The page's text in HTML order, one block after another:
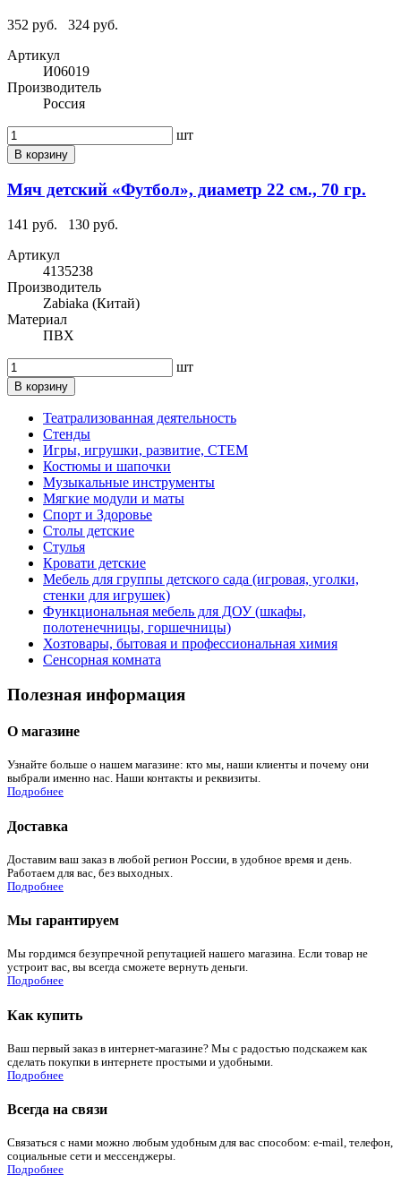
352 руб.
324 руб.
Артикул
И06019
Производитель
Россия
шт
В корзину
Мяч детский «Футбол», диаметр 22 см., 70 гр.
141 руб.
130 руб.
Артикул
4135238
Производитель
Zabiaka (Китай)
Материал
ПВХ
шт
В корзину
Театрализованная деятельность
Стенды
Игры, игрушки, развитие, СТЕМ
Костюмы и шапочки
Музыкальные инструменты
Мягкие модули и маты
Спорт и Здоровье
Столы детские
Стулья
Кровати детские
Мебель для группы детского сада (игровая, уголки,
стенки для игрушек)
Функциональная мебель для ДОУ (шкафы,
полотенечницы, горшечницы)
Хозтовары, бытовая и профессиональная химия
Сенсорная комната
Полезная информация
О магазине
Узнайте больше о нашем магазине: кто мы, наши клиенты и почему они
выбрали именно нас. Наши контакты и реквизиты.
Подробнее
Доставка
Доставим ваш заказ в любой регион России, в удобное время и день.
Работаем для вас, без выходных.
Подробнее
Мы гарантируем
Мы гордимся безупречной репутацией нашего магазина. Если товар не
устроит вас, вы всегда сможете вернуть деньги.
Подробнее
Как купить
Ваш первый заказ в интернет-магазине? Мы с радостью подскажем как
сделать покупки в интернете простыми и удобными.
Подробнее
Всегда на связи
Связаться с нами можно любым удобным для вас способом: e-mail, телефон,
социальные сети и мессенджеры.
Подробнее